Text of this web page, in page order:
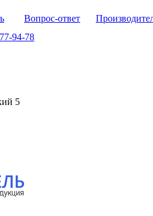
Вопрос-ответ
94-78
5